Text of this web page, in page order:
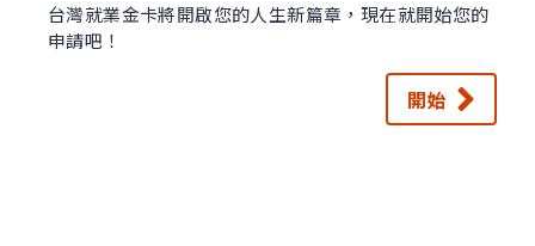
台灣就業金卡將開啟您的人生新篇章，現在就開始您的
申請吧！
開始